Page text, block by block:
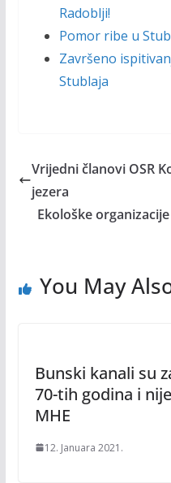
Radoblji!
Pomor ribe u
Završeno
Stublaja
Vrijedni članovi OSR
jezera
Ekološke
You May
Bunski kanali su
70-tih godina i
MHE
12. Januara 2021.